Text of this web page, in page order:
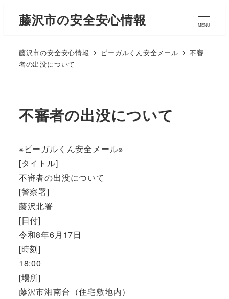
藤沢市の安全安心情報 MENU
藤沢市の安全安心情報 ピーガルくん安全メール
不審
者の出没について
不審者の出没について
※ピーガルくん安全メール※
[タイトル]
不審者の出没について
[警察署]
藤沢北署
[日付]
令和8年6月17日
[時刻]
18:00
[場所]
藤沢市湘南台（住宅敷地内）